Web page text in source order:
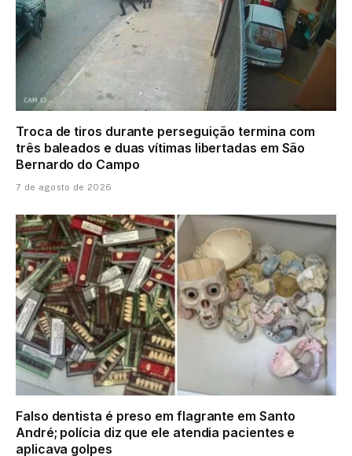
Troca de tiros durante perseguição termina com
três baleados e duas vítimas libertadas em São
Bernardo do Campo
7 de agosto de 2026
Falso dentista é preso em flagrante em Santo
André; polícia diz que ele atendia pacientes e
aplicava golpes